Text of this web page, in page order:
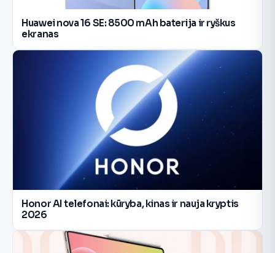
Huawei nova 16 SE: 8500 mAh baterija ir ryškus
ekranas
Honor AI telefonai: kūryba, kinas ir nauja kryptis
2026